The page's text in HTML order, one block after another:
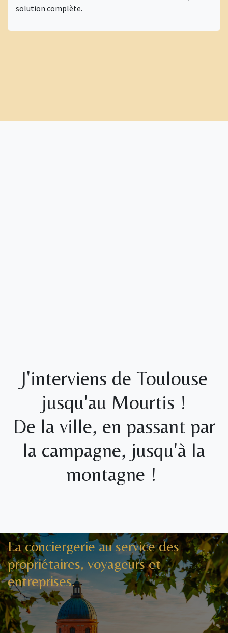
solution complète.
J'interviens de Toulouse
jusqu'au Mourtis !
De la ville, en passant par
la campagne, jusqu'à la
montagne !
La conciergerie au service des
propriétaires, voyageurs et
entreprises.